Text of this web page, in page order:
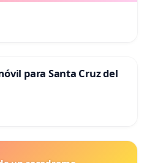
para Santa Cruz del